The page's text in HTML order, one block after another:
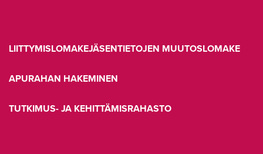
LIITTYMISLOMAKEJÄSENTIETOJEN MUUTOSLOMAKE
APURAHAN HAKEMINEN
TUTKIMUS- JA KEHITTÄMISRAHASTO